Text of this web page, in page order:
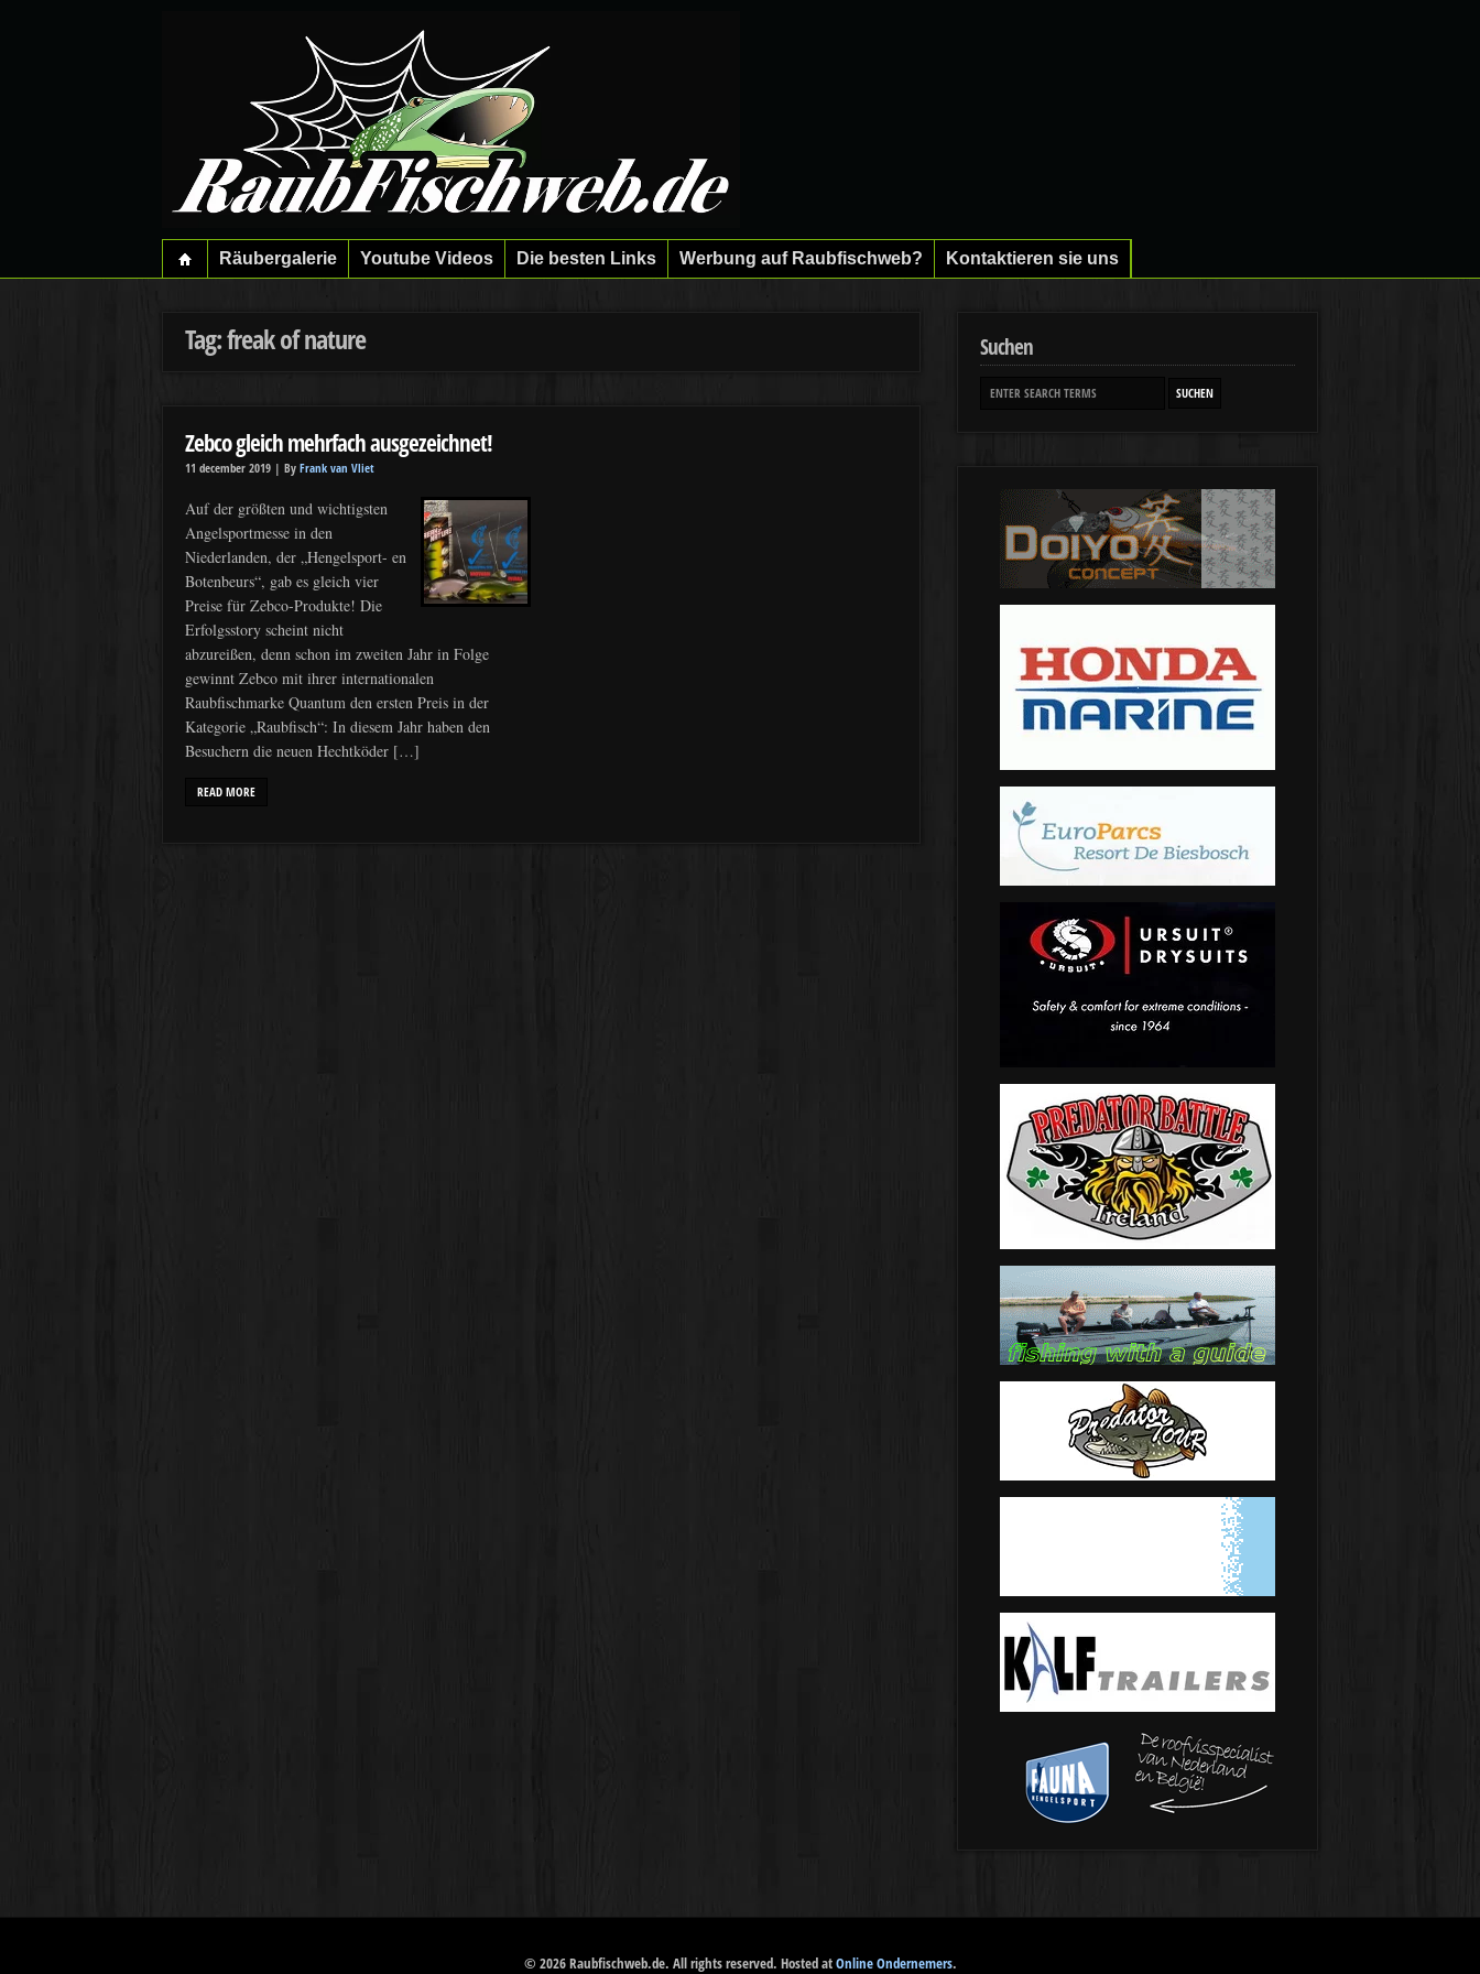
Räubergalerie Youtube Videos Die besten Links Werbung auf Raubfischweb? Kontaktieren sie uns
Tag: freak of nature
Zebco gleich mehrfach ausgezeichnet!
11 december 2019 | By Frank van Vliet
Auf der größten und wichtigsten
Angelsportmesse in den
Niederlanden, der „Hengelsport- en
Botenbeurs“, gab es gleich vier
Preise für Zebco-Produkte! Die
Erfolgsstory scheint nicht
abzureißen, denn schon im zweiten Jahr in Folge
gewinnt Zebco mit ihrer internationalen
Raubfischmarke Quantum den ersten Preis in der
Kategorie „Raubfisch“: In diesem Jahr haben den
Besuchern die neuen Hechtköder […]
READ MORE
Suchen
© 2026 Raubfischweb.de. All rights reserved. Hosted atOnline Ondernemers.